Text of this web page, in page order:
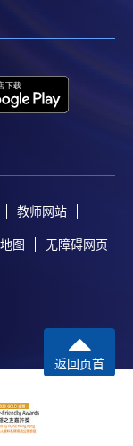
教师网站
图 无障碍网页
返回页首